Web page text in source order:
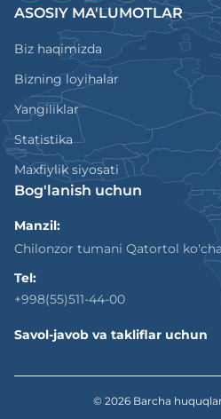
ASOSIY MA'LUMOTLAR
Biz haqimizda
Bizning loyihalar
Yangiliklar
Statistika
Maxfiylik siyosati
Bog'lanish uchun
Manzil:
Chilonzor tumani Qatortol
Tel:
+998(55)511-44-00
Savol-javob va takliflar uchun
© 2026 Barcha